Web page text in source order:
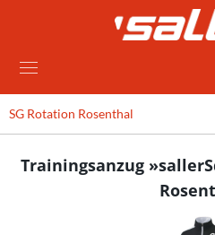
SG Rotation Rosenthal
Trainingsanzug